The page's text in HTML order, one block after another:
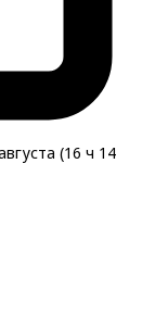
(16 ч 14